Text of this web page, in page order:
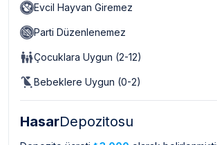
Evcil Hayvan Giremez
Parti Düzenlenemez
Çocuklara Uygun (2-12)
Bebeklere Uygun (0-2)
HasarDepozitosu